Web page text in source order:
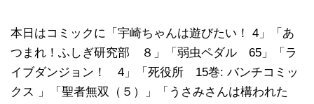
本日はコミックに「宇崎ちゃんは遊びたい！ 4」「あ
つまれ！ふしぎ研究部 ８」「弱虫ペダル 65」「ラ
イブダンジョン！ 4」「死役所 15巻: バンチコミッ
クス 」「聖者無双（５）」「うさみさんは構われた